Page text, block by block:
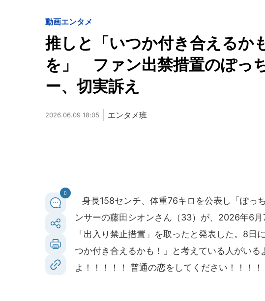
動画エンタメ
推しと「いつか付き合えるか
を」 ファン出禁措置のぽっ
ー、切実訴え
2026.06.09 18:05 エンタメ班
0
身長158センチ、体重76キロを公表し「ぽっ
ンサーの藤田シオンさん（33）が、2026年6
「出入り禁止措置」を取ったと発表した。8日
つか付き合えるかも！」と考えている人がい
よ！！！！！ 普通の恋をしてください！！！！